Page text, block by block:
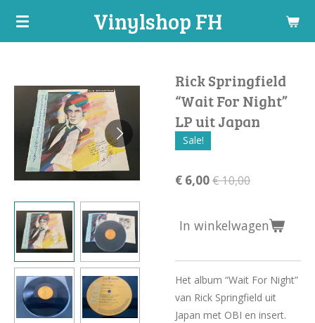
Ga
hoofdinhoud
Vinylshop FH
Rick Springfield
“Wait For Night”
LP uit Japan
Sale!
€ 6,00€ 10,00
In winkelwagen
Het album “Wait For Night”
van Rick Springfield uit
Japan met OBI en insert.